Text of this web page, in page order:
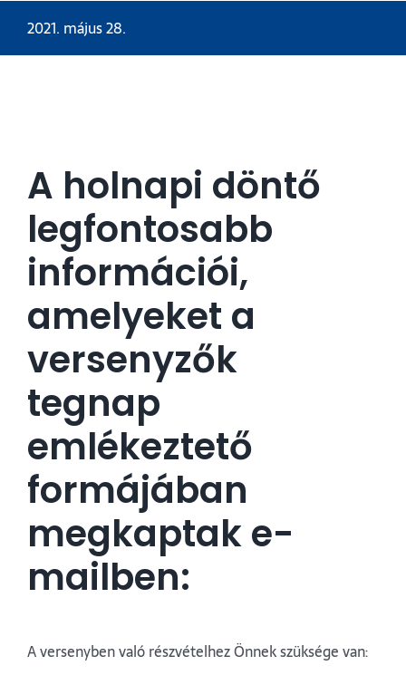
2021. május 28.
A holnapi döntő
legfontosabb
információi,
amelyeket a
versenyzők
tegnap
emlékeztető
formájában
megkaptak e-
mailben:
A versenyben való részvételhez Önnek szüksége van: